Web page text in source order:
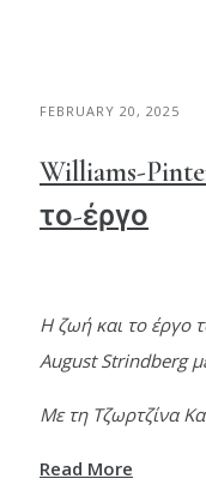
FEBRUARY 20, 2025
Williams-
το-έργο
Η ζωή και το έργο
August Strindberg
Με τη Τζωρτζίνα
Read More